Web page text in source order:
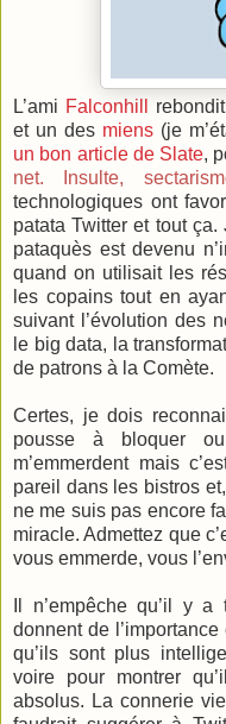
L’ami Falconhill
et un des miens(je
un bon article de Slate,
net. Insulte,
technologiques ont
patata Twitter et tout ça.
pataquès est devenu
quand on utilisait les
les copains tout en
suivant l’évolution des
le big data, la
de patrons à la Comète.
Certes, je dois
pousse à bloquer
m’emmerdent mais
pareil dans les bistros
ne me suis pas encore
miracle. Admettez que
vous emmerde, vous
Il n’empêche qu’il y
donnent de
qu’ils sont plus
voire pour montrer
absolus. La connerie